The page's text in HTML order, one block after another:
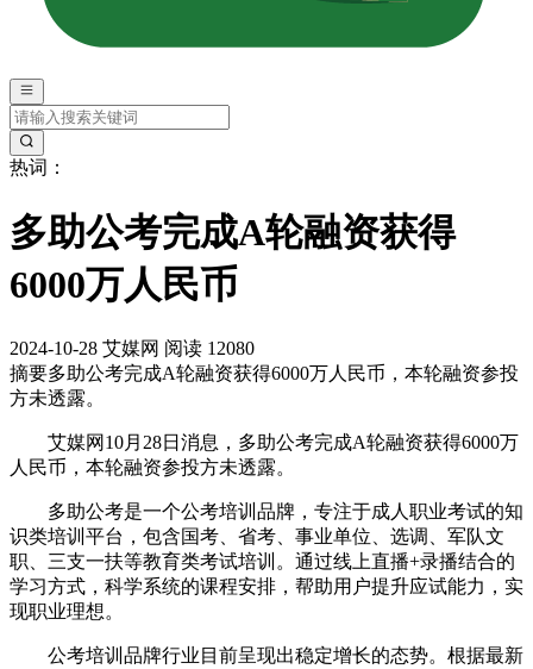
热词：
多助公考完成A轮融资获得
6000万人民币
2024-10-28 艾媒网 阅读 12080
摘要多助公考完成A轮融资获得6000万人民币，本轮融资参投
方未透露。
艾媒网10月28日消息，多助公考完成A轮融资获得6000万
人民币，本轮融资参投方未透露。
多助公考是一个公考培训品牌，专注于成人职业考试的知
识类培训平台，包含国考、省考、事业单位、选调、军队文
职、三支一扶等教育类考试培训。通过线上直播+录播结合的
学习方式，科学系统的课程安排，帮助用户提升应试能力，实
现职业理想。
公考培训品牌行业目前呈现出稳定增长的态势。根据最新